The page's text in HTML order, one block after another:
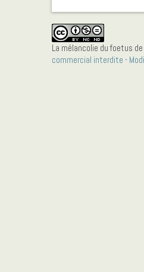
La mélancolie du foetus de
commercial interdite -